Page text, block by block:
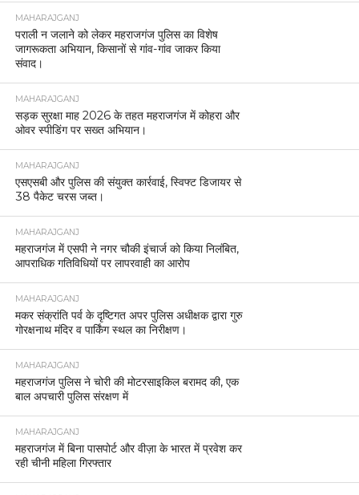
MAHARAJGANJ
पराली न जलाने को लेकर महराजगंज पुलिस का विशेष
जागरूकता अभियान, किसानों से गांव-गांव जाकर किया
संवाद।
MAHARAJGANJ
सड़क सुरक्षा माह 2026 के तहत महराजगंज में कोहरा और
ओवर स्पीडिंग पर सख्त अभियान।
MAHARAJGANJ
एसएसबी और पुलिस की संयुक्त कार्रवाई, स्विफ्ट डिजायर से
38 पैकेट चरस जब्त।
MAHARAJGANJ
महराजगंज में एसपी ने नगर चौकी इंचार्ज को किया निलंबित,
आपराधिक गतिविधियों पर लापरवाही का आरोप
MAHARAJGANJ
मकर संक्रांति पर्व के दृष्टिगत अपर पुलिस अधीक्षक द्वारा गुरु
गोरक्षनाथ मंदिर व पार्किंग स्थल का निरीक्षण।
MAHARAJGANJ
महराजगंज पुलिस ने चोरी की मोटरसाइकिल बरामद की, एक
बाल अपचारी पुलिस संरक्षण में
MAHARAJGANJ
महराजगंज में बिना पासपोर्ट और वीज़ा के भारत में प्रवेश कर
रही चीनी महिला गिरफ्तार